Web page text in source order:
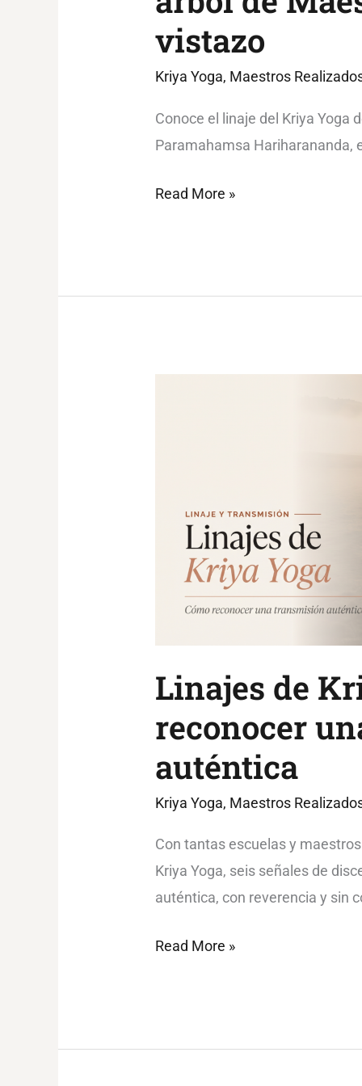
vistazo
Kriya Yoga, Maestros
Conoce el linaje del Kriya Yoga
Paramahamsa Hariharananda,
Read More »
Linajes de
reconocer
auténtica
Kriya Yoga, Maestros
Con tantas escuelas y
Kriya Yoga, seis señales de
auténtica, con reverencia y sin
reconocer
transmisión
auténtica
Read More »